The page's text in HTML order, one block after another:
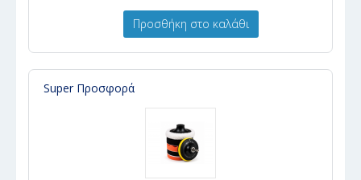
Προσθήκη στο καλάθι
Super Προσφορά